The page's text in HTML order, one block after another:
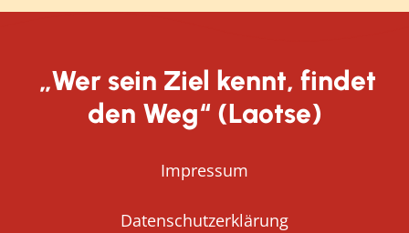
„Wer sein Ziel kennt, findet
den Weg“ (Laotse)
Impressum
Datenschutzerklärung